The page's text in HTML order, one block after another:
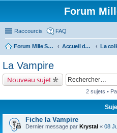
Forum
Raccourcis FAQ
Forum Mille Saisons Accueil du forum
La Vampire
Nouveau sujet
2 sujets •
Fiche la Vampire
Dernier message par Krystal « 08